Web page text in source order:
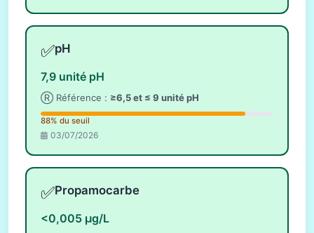
✅pH
7,9 unité pH
Ⓡ Référence : ≥6,5 et ≤ 9 unité pH
88% du seuil
03/07/2026
✅Propamocarbe
<0,005 µg/L